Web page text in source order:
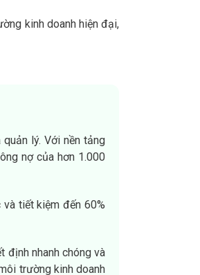
kinh doanh hiện đại,
lý. Với nền tảng
nợ của hơn 1.000
tiết kiệm đến 60%
định nhanh chóng và
trường kinh doanh